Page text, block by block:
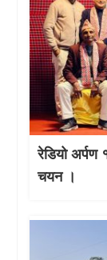
रेडियो अर्पण
चयन ।